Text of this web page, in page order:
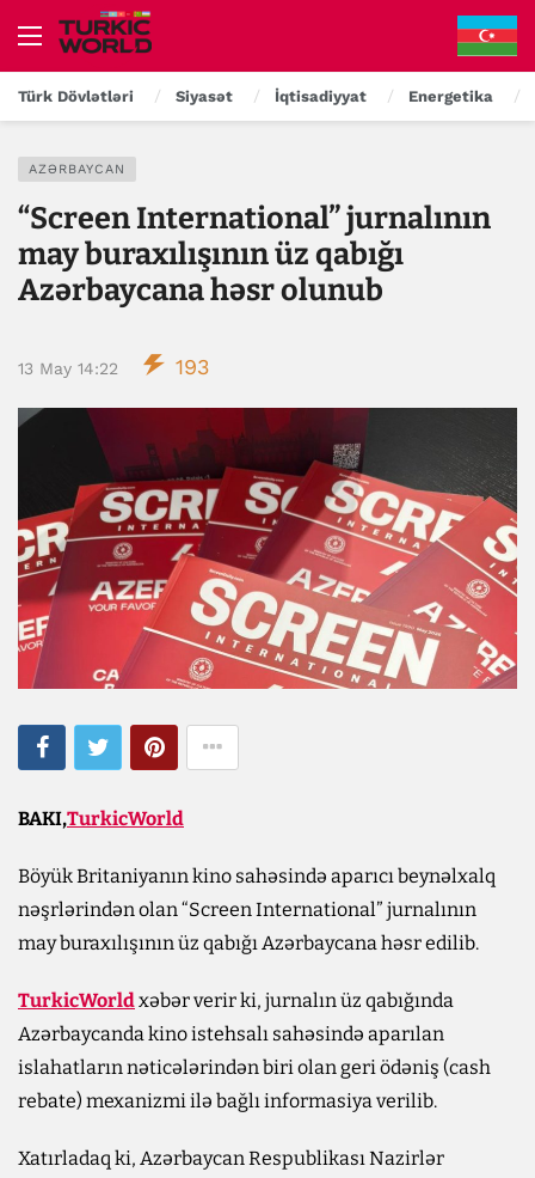
Türk Dövlətləri Siyasət İqtisadiyyat Energetika
AZƏRBAYCAN
“Screen International” jurnalının
may buraxılışının üz qabığı
Azərbaycana həsr olunub
13 May 14:22 193
BAKI,TurkicWorld
Böyük Britaniyanın kino sahəsində aparıcı beynəlxalq
nəşrlərindən olan “Screen International” jurnalının
may buraxılışının üz qabığı Azərbaycana həsr edilib.
TurkicWorldxəbər verir ki, jurnalın üz qabığında
Azərbaycanda kino istehsalı sahəsində aparılan
islahatların nəticələrindən biri olan geri ödəniş (cash
rebate) mexanizmi ilə bağlı informasiya verilib.
Xatırladaq ki, Azərbaycan Respublikası Nazirlər